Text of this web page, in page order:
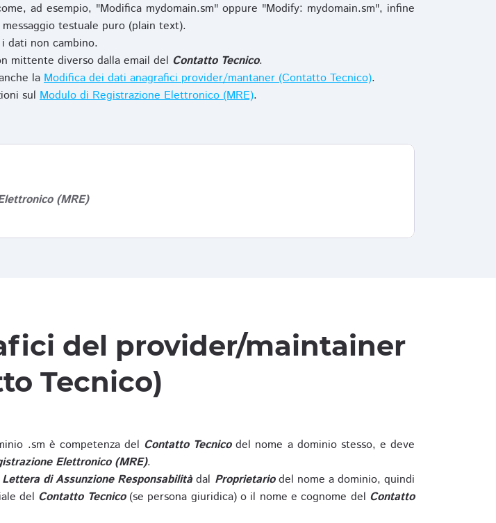
ad esempio, "Modifica mydomain.sm" oppure "Modify: mydomain.sm", infine
testuale puro (plain text).
dati non cambino.
mittente diverso dalla email del Contatto Tecnico.
la Modifica dei dati anagrafici provider/mantaner (Contatto Tecnico).
sul Modulo di Registrazione Elettronico (MRE).
(MRE)
del provider/maintainer
Tecnico)
.sm è competenza del Contatto Tecnicodel nome a dominio stesso, e deve
Elettronico (MRE).
Lettera di Assunzione Responsabilitàdal Proprietariodel nome a dominio, quindi
del Contatto Tecnico(se persona giuridica) o il nome e cognome del Contatto